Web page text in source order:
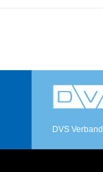
DVS Verband